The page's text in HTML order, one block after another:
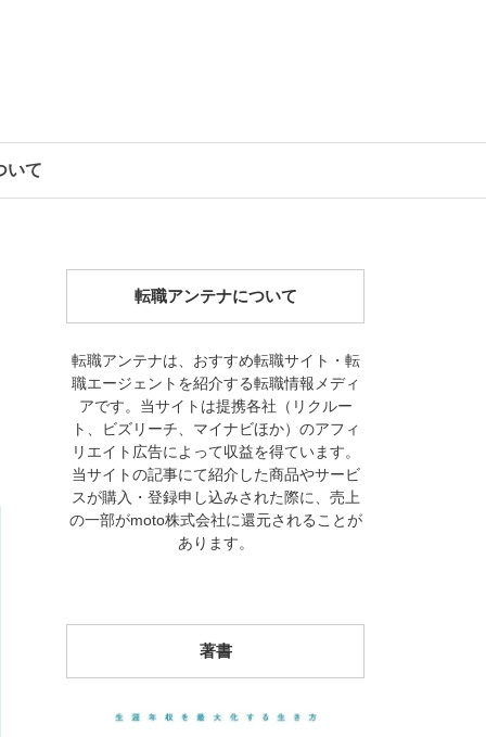
いて
転職アンテナについて
転職アンテナは、おすすめ転職サイト・転
職エージェントを紹介する転職情報メディ
アです。当サイトは提携各社（リクルー
ト、ビズリーチ、マイナビほか）のアフィ
リエイト広告によって収益を得ています。
当サイトの記事にて紹介した商品やサービ
スが購入・登録申し込みされた際に、売上
の一部がmoto株式会社に還元されることが
あります。
著書